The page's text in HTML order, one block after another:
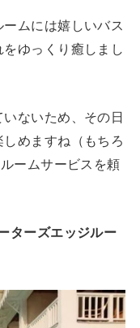
ムには嬉しいバス
ゆっくり癒しまし
ないため、その日
めますね（もちろ
ームサービスを頼
ターズエッジルー